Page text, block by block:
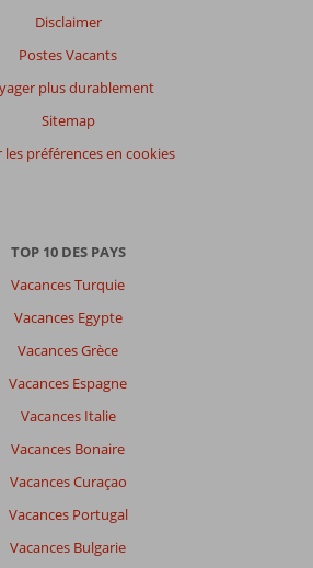
Disclaimer
Postes Vacants
plus durablement
Sitemap
préférences en cookies
TOP 10 DES PAYS
Vacances Turquie
Vacances Egypte
Vacances Grèce
Vacances Espagne
Vacances Italie
Vacances Bonaire
Vacances Curaçao
Vacances Portugal
Vacances Bulgarie